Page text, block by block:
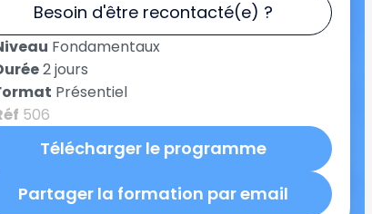
Besoin d'être recontacté(e) ?
Fondamentaux
2 jours
Présentiel
506
Télécharger le programme
Partager la formation par email